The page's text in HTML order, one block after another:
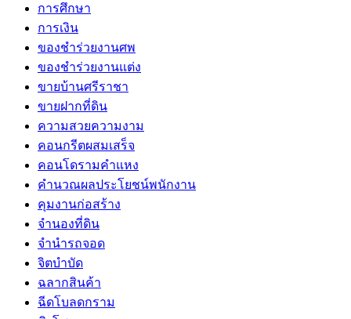
การศึกษา
การเงิน
ของชำร่วยงานศพ
ของชำร่วยงานแต่ง
ขายบ้านศรีราชา
ขายฝากที่ดิน
ความสวยความงาม
คอนกรีตผสมเสร็จ
คอนโดรามคำแหง
คำนวณผลประโยชน์พนักงาน
คุมงานก่อสร้าง
จำนองที่ดิน
จำนำรถจอด
จิตบำบัด
ฉลากสินค้า
ฉีดโบลดกราม